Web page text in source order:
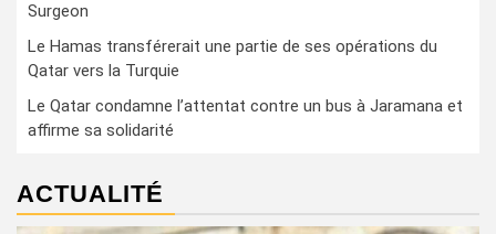
Surgeon
Le Hamas transférerait une partie de ses opérations du
Qatar vers la Turquie
Le Qatar condamne l’attentat contre un bus à Jaramana et
affirme sa solidarité
ACTUALITÉ